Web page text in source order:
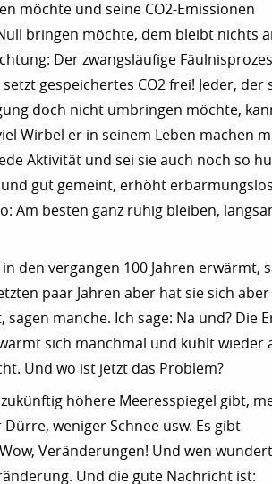
möchte und seine CO2-Emissionen
bringen möchte, dem bleibt nichts
Der zwangsläufige
gespeichertes CO2 frei! Jeder, der
doch nicht umbringen möchte,
Wirbel er in seinem Leben machen
Aktivität und sei sie auch noch so
gut gemeint, erhöht
Am besten ganz ruhig bleiben,
den vergangen 100 Jahren erwärmt,
paar Jahren aber hat sie sich
sagen manche. Ich sage: Na und? Die
sich manchmal und kühlt wieder
Und wo ist jetzt das Problem?
zukünftig höhere Meeresspiegel gibt,
weniger Schnee usw. Es gibt
Veränderungen! Und wen
Und die gute Nachricht ist: